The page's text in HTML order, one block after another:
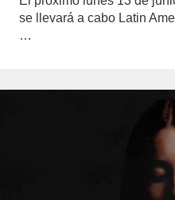
se llevará a cabo Latin
…